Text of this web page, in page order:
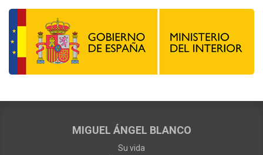
MIGUEL ÁNGEL BLANCO
Su vida